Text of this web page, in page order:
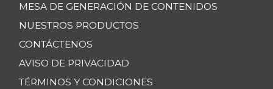
MESA DE GENERACIÓN DE CONTENIDOS
NUESTROS PRODUCTOS
CONTÁCTENOS
AVISO DE PRIVACIDAD
TÉRMINOS Y CONDICIONES